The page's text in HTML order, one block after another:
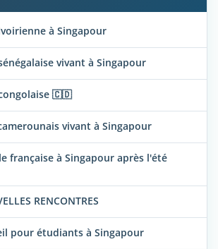
à Singapour
vivant à Singapour
🇨🇩
vivant à Singapour
française à Singapour après l'été
RENCONTRES
pour étudiants à Singapour